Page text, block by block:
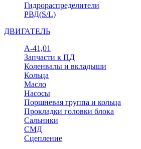
Гидрораспределители
РВД(S/L)
ДВИГАТЕЛЬ
А-41,01
Запчасти к ПД
Коленвалы и вкладыши
Кольца
Масло
Насосы
Поршневая группа и кольца
Прокладки головки блока
Сальники
СМД
Сцепление